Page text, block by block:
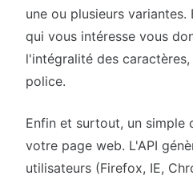
une ou plusieurs
qui vous intéresse vous
l'intégralité des
police.
Enfin et surtout, un
votre page web. L'API
utilisateurs (Firefox, IE,